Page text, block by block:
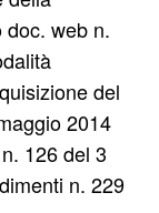
web n.
del
2014
126 del 3
n. 229